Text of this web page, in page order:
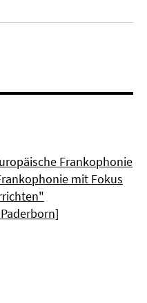
Frankophonie
mit Fokus